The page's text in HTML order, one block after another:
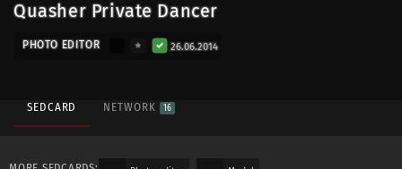
Quasher Private Dancer
PHOTO EDITOR 26.06.2014
SEDCARD NETWORK 16